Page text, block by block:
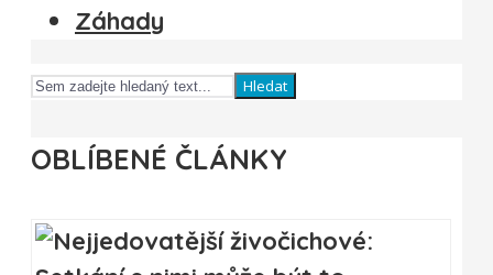
Záhady
Hledat
OBLÍBENÉ ČLÁNKY